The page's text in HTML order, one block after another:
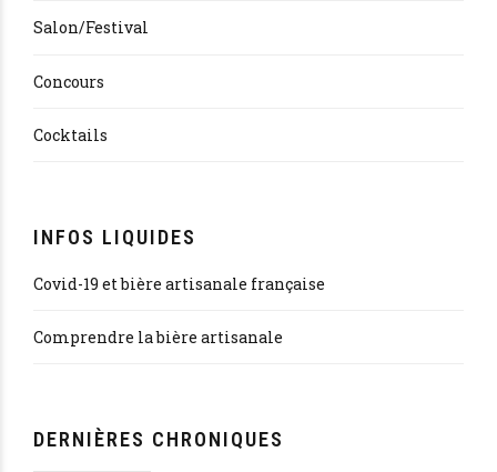
Salon/Festival
Concours
Cocktails
INFOS LIQUIDES
Covid-19 et bière artisanale française
Comprendre la bière artisanale
DERNIÈRES CHRONIQUES